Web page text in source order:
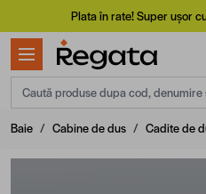
Mergi la ConținutPlata în rate! Super ușor
Caută produse dupa cod,
Baie / Cabine de dus / Cadite de